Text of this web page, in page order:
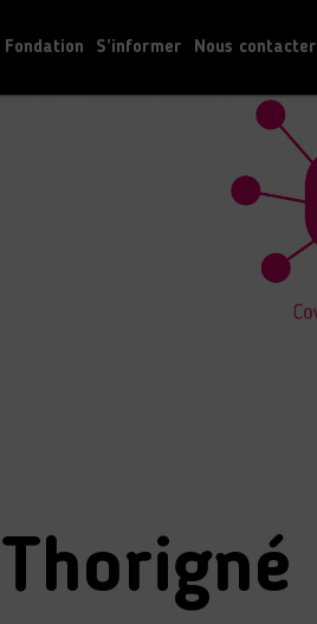
S’informer Nous contacter